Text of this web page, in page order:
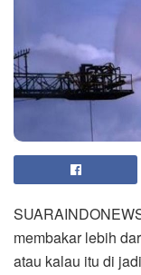
membakar lebih
atau kalau itu di